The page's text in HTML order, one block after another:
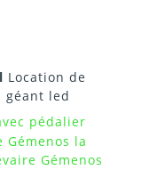
Location de
géant led
pédalier
Gémenos la
Gémenos